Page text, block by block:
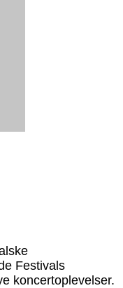
Festivals
koncertoplevelser.